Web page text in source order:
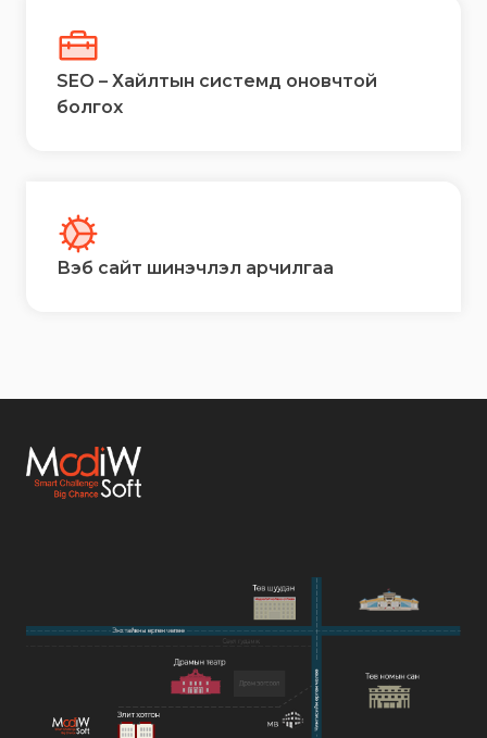
SEO – Хайлтын системд оновчтой
болгох
Вэб сайт шинэчлэл арчилгаа